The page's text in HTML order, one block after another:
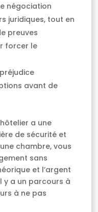
négociation
juridiques, tout en
preuves
forcer le
avant de
a une
de sécurité et
chambre, vous
sans
et l’argent
y a un parcours à
à ne pas